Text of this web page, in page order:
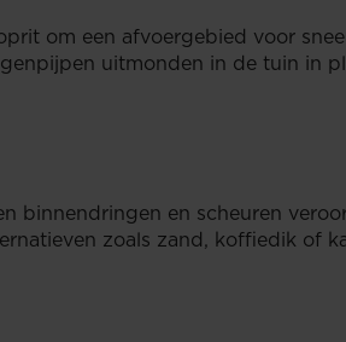
om een ​​afvoergebied voor
uitmonden in de tuin in
en scheuren
zoals zand, koffiedik of